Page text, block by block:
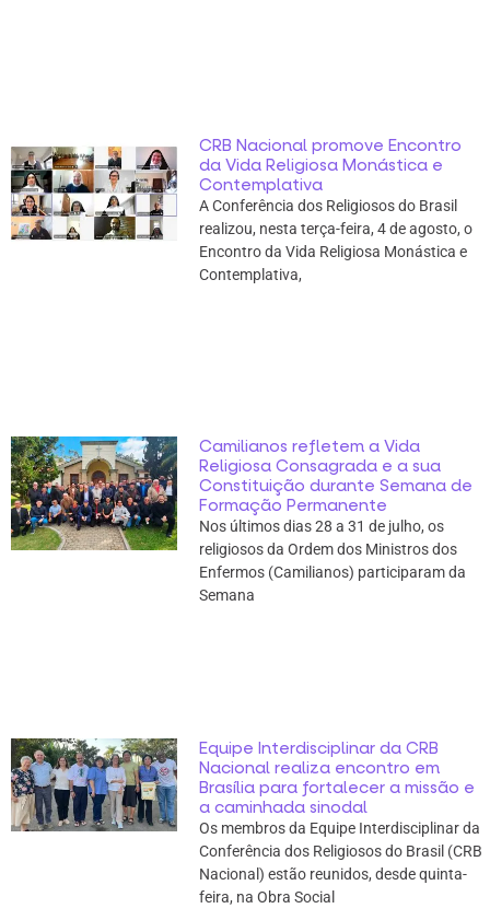
CRB Nacional promove Encontro
da Vida Religiosa Monástica e
Contemplativa
A Conferência dos Religiosos do Brasil
realizou, nesta terça-feira, 4 de agosto, o
Encontro da Vida Religiosa Monástica e
Contemplativa,
Camilianos refletem a Vida
Religiosa Consagrada e a sua
Constituição durante Semana de
Formação Permanente
Nos últimos dias 28 a 31 de julho, os
religiosos da Ordem dos Ministros dos
Enfermos (Camilianos) participaram da
Semana
Equipe Interdisciplinar da CRB
Nacional realiza encontro em
Brasília para fortalecer a missão e
a caminhada sinodal
Os membros da Equipe Interdisciplinar da
Conferência dos Religiosos do Brasil (CRB
Nacional) estão reunidos, desde quinta-
feira, na Obra Social